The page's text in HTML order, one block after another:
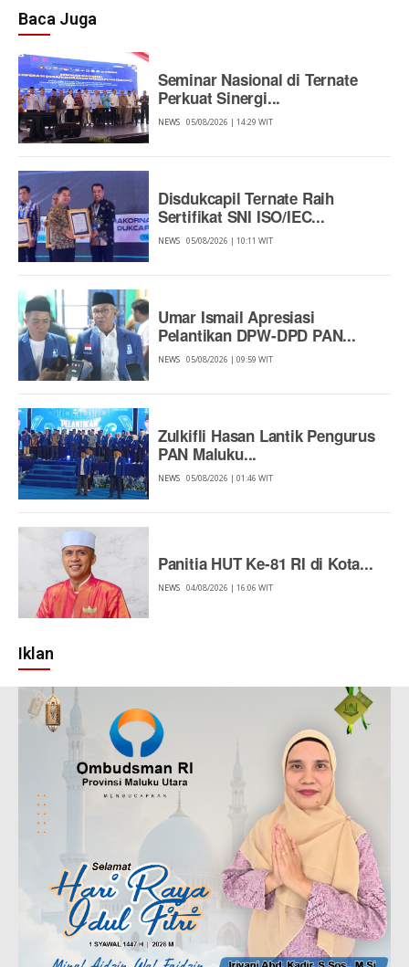
Baca Juga
Seminar Nasional di Ternate
Perkuat Sinergi...
NEWS 05/08/2026 | 14:29 WIT
Disdukcapil Ternate Raih
Sertifikat SNI ISO/IEC...
NEWS 05/08/2026 | 10:11 WIT
Umar Ismail Apresiasi
Pelantikan DPW-DPD PAN...
NEWS 05/08/2026 | 09:59 WIT
Zulkifli Hasan Lantik Pengurus
PAN Maluku...
NEWS 05/08/2026 | 01:46 WIT
Panitia HUT Ke-81 RI di Kota...
NEWS 04/08/2026 | 16:06 WIT
Iklan